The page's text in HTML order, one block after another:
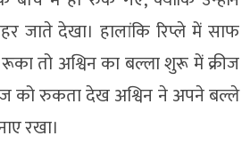
जाते देखा। हालांकि रिप्ले में साफ
तो अश्विन का बल्ला शुरू में क्रीज
को रुकता देख अश्विन ने अपने बल्ले
रखा।